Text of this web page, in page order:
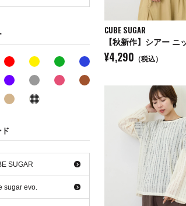
CUBE SUGAR
¥4,290 （税込）
ト系レッド系 イエロー系グリーン系ブルー系
ック系パープル系グレー系 ピンク系
ンジ系ベージュ系
ド
SUGAR
sugar evo.